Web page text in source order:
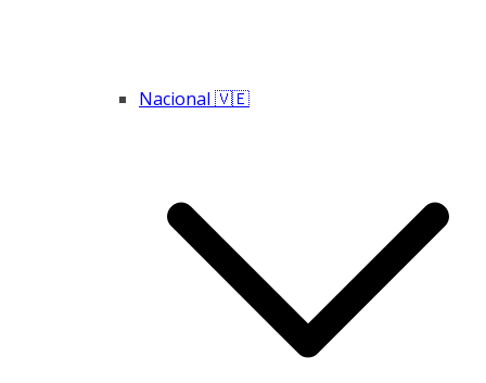
Nacional 🇻🇪